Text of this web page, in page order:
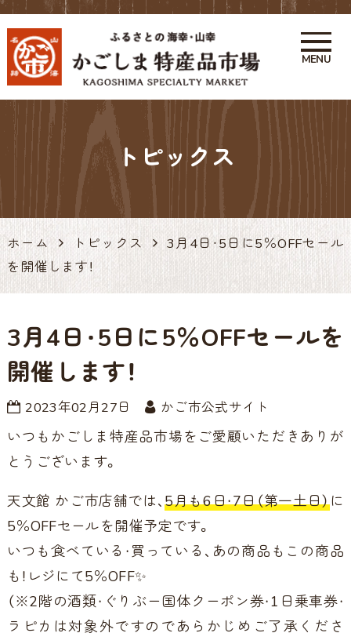
かごしま特産品市場 かご市 鹿
児島の特産品・お土産アンテナ
MENU
トピックス
ホーム トピックス
3月4日・5日に5％OFFセール
を開催します！
3月4日・5日に5％OFFセールを
開催します！
2023年02月27日 かご市公式サイト
いつもかごしま特産品市場をご愛顧いただきありが
とうございます。
天文館 かご市店舗では、5月も6日・7日（第一土日）に
5％OFFセールを開催予定です。
いつも食べている・買っている、あの商品もこの商品
も！レジにて5％OFF✨
（※2階の酒類・ぐりぶー国体クーポン券・1日乗車券・
ラピカは対象外ですのであらかじめご了承くださ